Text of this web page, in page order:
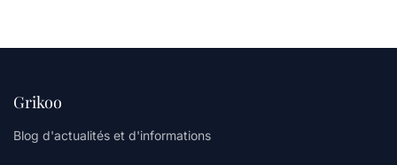
Grikoo
Blog d'actualités et d'informations